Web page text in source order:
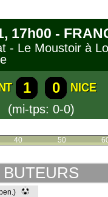
17h00 -
- Le Moustoir
1 0
NICE
(mi-tps: 0-0)
40 50
BUTEURS